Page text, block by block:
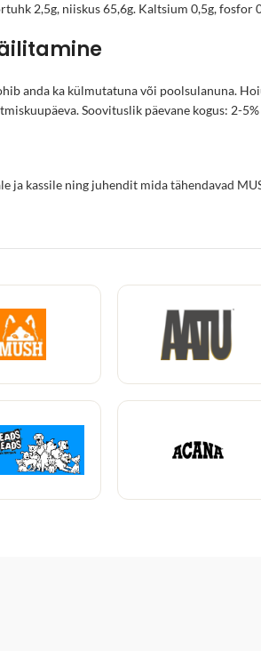
2,5g, niiskus 65,6g. Kaltsium 0,5g, fosfor
anda ka külmutatuna või poolsulanuna.
Soovituslik päevane kogus: 2-
ja kassilening juhendit mida tähendavad